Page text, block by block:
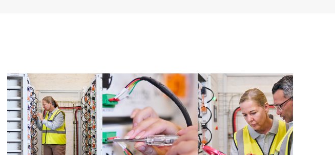
ressources HPE qui favoriseront l’excellence opérationnelle et l’optimisation des
performances de la périphérie au cloud.